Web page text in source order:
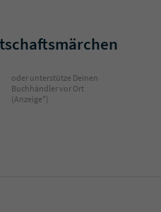
oder unterstütze Deinen
Buchhändler vor Ort
(Anzeige*)